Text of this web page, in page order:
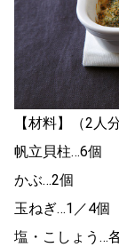
【材料】（2人分
帆立貝柱…6個
かぶ…2個
玉ねぎ…1／4個
塩・こしょう…